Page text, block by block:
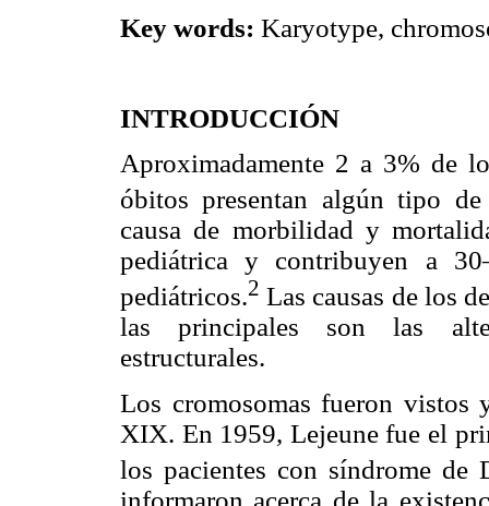
Key words: Karyotype,
INTRODUCCIÓN
Aproximadamente 2 a 3% de
óbitos presentan algún tipo
causa de morbilidad y
pediátrica y contribuyen a
pediátricos.2 Las causas de los
las principales son las
estructurales.
Los cromosomas fueron
XIX. En 1959, Lejeune fue el
los pacientes con síndrome de
informaron acerca de la